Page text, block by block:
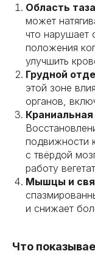
Область
может
что нарушает
положения
улучшить
Грудной
этой зоне
органов,
подвижности
с твёрдой
работу
Мышцы и
и снижает
Что